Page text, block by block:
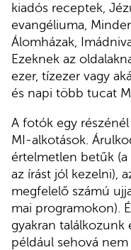
kiadós receptek,
evangéliuma,
Álomházak,
Ezeknek az
ezer, tízezer vagy
és napi több tucat
A fotók egy
MI-alkotások.
értelmetlen betűk
az írást jól kezelni),
megfelelő számú
mai programokon).
gyakran találkozunk
például sehová